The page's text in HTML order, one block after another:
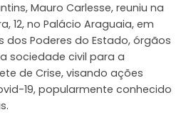
Mauro Carlesse, reuniu na
12, no Palácio Araguaia, em
dos Poderes do Estado, órgãos
sociedade civil para a
de Crise, visando ações
19, popularmente conhecido